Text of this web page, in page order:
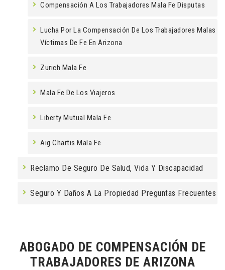
Compensación A Los Trabajadores Mala Fe Disputas
Lucha Por La Compensación De Los Trabajadores Malas
Víctimas De Fe En Arizona
Zurich Mala Fe
Mala Fe De Los Viajeros
Liberty Mutual Mala Fe
Aig Chartis Mala Fe
Reclamo De Seguro De Salud, Vida Y Discapacidad
Seguro Y Daños A La Propiedad Preguntas Frecuentes
ABOGADO DE COMPENSACIÓN DE
TRABAJADORES DE ARIZONA